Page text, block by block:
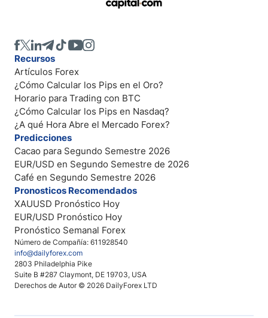
Número de Compañía: 611928540
info@dailyforex.com
2803 Philadelphia Pike
Suite B #287 Claymont, DE 19703, USA
Derechos de Autor © 2026 DailyForex LTD
Recursos
Artículos Forex
¿Cómo Calcular los Pips en el Oro?
Horario para Trading con BTC
¿Cómo Calcular los Pips en Nasdaq?
¿A qué Hora Abre el Mercado Forex?
Predicciones
Cacao para Segundo Semestre 2026
EUR/USD en Segundo Semestre de 2026
Café en Segundo Semestre 2026
Pronosticos Recomendados
XAUUSD Pronóstico Hoy
EUR/USD Pronóstico Hoy
Pronóstico Semanal Forex